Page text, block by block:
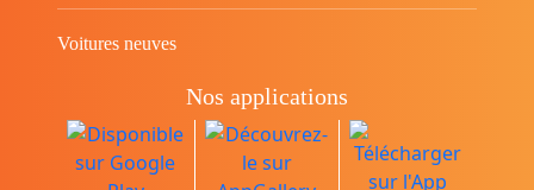
Voitures neuves
Nos applications